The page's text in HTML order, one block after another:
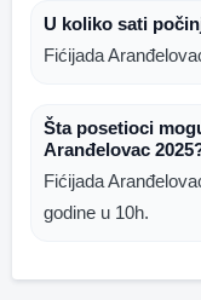
U koliko sati
Fićijada
Šta posetioci
Aranđelovac
Fićijada
godine u 10h.